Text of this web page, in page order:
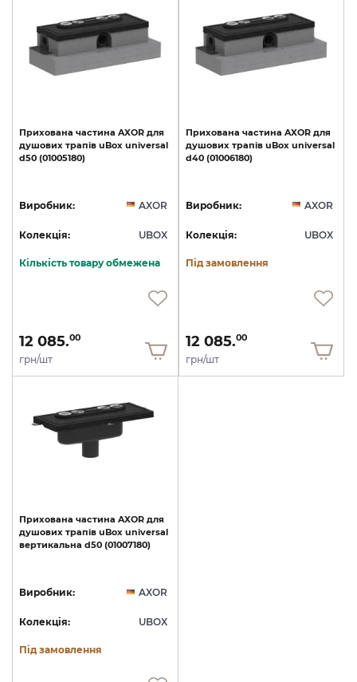
Прихована частина AXOR для
душових трапів uBox universal
d50 (01005180)
Виробник: AXOR
Колекція: UBOX
Кількість товару обмежена
12 085.00
грн/шт
Прихована частина AXOR для
душових трапів uBox universal
d40 (01006180)
Виробник: AXOR
Колекція: UBOX
Під замовлення
12 085.00
грн/шт
Прихована частина AXOR для
душових трапів uBox universal
вертикальна d50 (01007180)
Виробник: AXOR
Колекція: UBOX
Під замовлення